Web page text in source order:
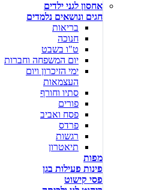
אחסון לגני ילדים
חגים ונושאים נלמדים
בריאות
חנוכה
ט"ו בשבט
יום המשפחה וחברות
ימי הזיכרון ויום
העצמאות
סתיו וחורף
פורים
פסח ואביב
פרדס
רגשות
תיאטרון
מפות
פינות פעילות בגן
פסי קישוט